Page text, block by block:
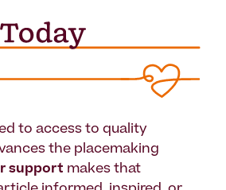
to access to quality
the placemaking
support makes that